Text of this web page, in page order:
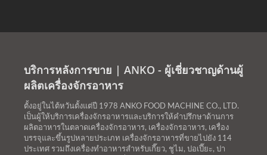
บริการหลังการขาย | ANKO - ผู้เชี่ยวชาญด้านผู้
ผลิตเครื่องจักรอาหาร
ตั้งอยู่ในไต้หวันตั้งแต่ปี 1978 ANKO FOOD MACHINE CO., LTD.
เป็นผู้ให้บริการเครื่องจักรอาหารและบริการให้คำปรึกษาด้านการ
ผลิตอาหารในตลาดเครื่องจักรอาหาร, เครื่องจักรอาหาร, เครื่อง
บรรจุและขึ้นรูปหลายประเภท เครื่องจักรอาหารที่ขายไปยัง 114
ประเทศ รวมถึงเครื่องทำอาหารสำหรับเกี๊ยว, ชูไม, ปอเปี๊ยะ, ปา